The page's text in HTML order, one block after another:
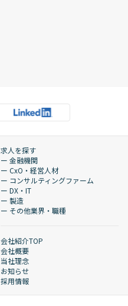
求人を探す
ー 金融機関
ー CxO・経営人材
ー コンサルティングファーム
ー DX・IT
ー 製造
ー その他業界・職種
会社紹介TOP
会社概要
当社理念
お知らせ
採用情報